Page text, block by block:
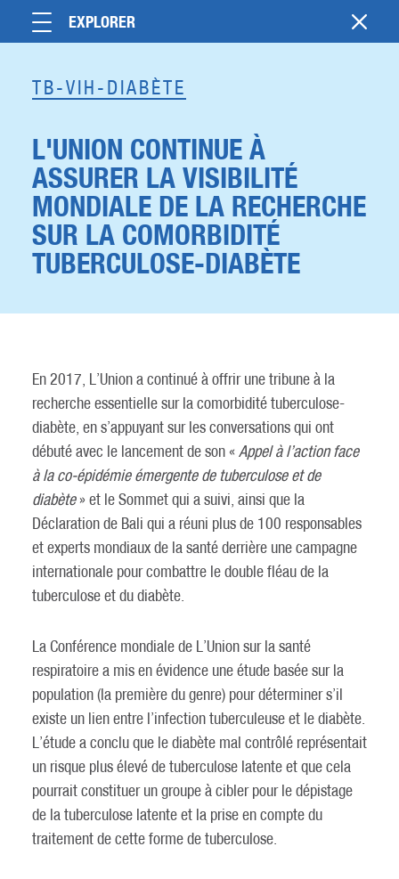
EXPLORER
TB-VIH-DIABÈTE
L'UNION CONTINUE À
ASSURER LA VISIBILITÉ
MONDIALE DE LA RECHERCHE
SUR LA COMORBIDITÉ
TUBERCULOSE-DIABÈTE
En 2017, L’Union a continué à offrir une tribune à la
recherche essentielle sur la comorbidité tuberculose-
diabète, en s’appuyant sur les conversations qui ont
débuté avec le lancement de son « Appel à l’action face
à la co-épidémie émergente de tuberculose et de
diabète» et le Sommet qui a suivi, ainsi que la
Déclaration de Bali qui a réuni plus de 100 responsables
et experts mondiaux de la santé derrière une campagne
internationale pour combattre le double fléau de la
tuberculose et du diabète.
La Conférence mondiale de L’Union sur la santé
respiratoire a mis en évidence une étude basée sur la
population (la première du genre) pour déterminer s’il
existe un lien entre l’infection tuberculeuse et le diabète.
L’étude a conclu que le diabète mal contrôlé représentait
un risque plus élevé de tuberculose latente et que cela
pourrait constituer un groupe à cibler pour le dépistage
de la tuberculose latente et la prise en compte du
traitement de cette forme de tuberculose.